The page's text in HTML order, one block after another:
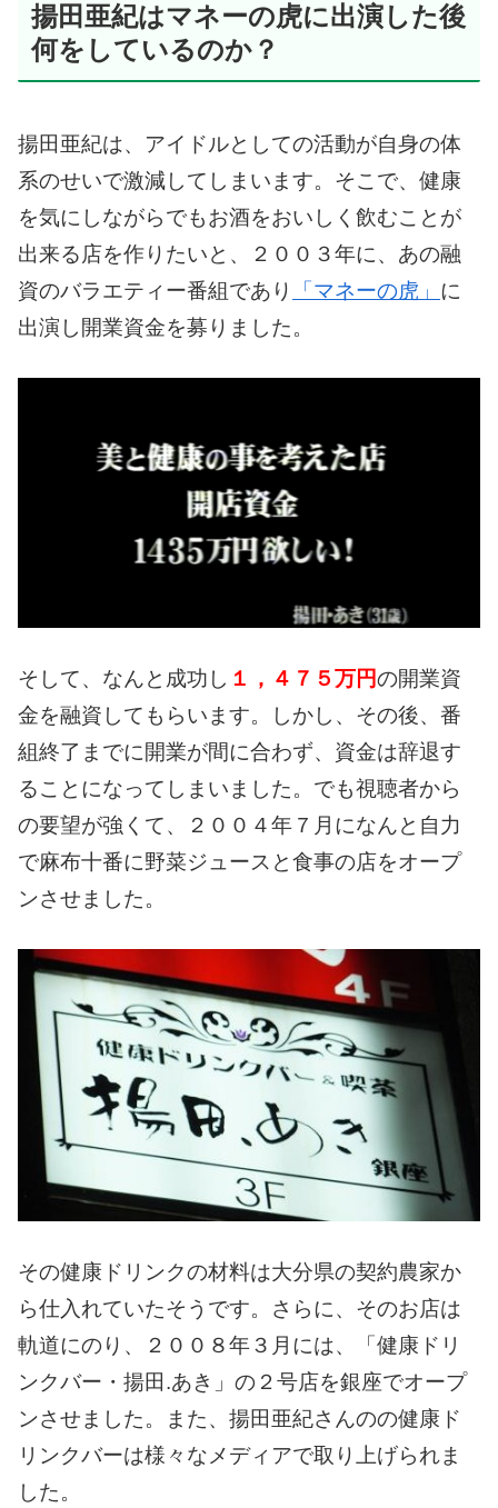
揚田亜紀はマネーの虎に出演した後
何をしているのか？
揚田亜紀は、アイドルとしての活動が自身の体
系のせいで激減してしまいます。 そこで、健康
を気にしながらでもお酒をおいしく飲むことが
出来る店を作りたいと、２００３年に、あの融
資のバラエティー番組であり
「マネーの虎」 に
出演し開業資金を募りました。
そして、なんと成功し １，４７５万円の開業資
金を融資してもらいます。
しかし、その後、番
組終了までに開業が間に合わず、資金は辞退す
ることになってしまいました。 でも視聴者から
の要望が強くて、２００４年７月になんと自力
で麻布十番に野菜ジュースと食事の店をオープ
ンさせました。
その健康ドリンクの材料は大分県の契約農家か
ら仕入れていたそうです。 さらに、そのお店は
軌道にのり、２００８年３月には、「健康ドリ
ンクバー・揚田.あき」の２号店を銀座でオープ
ンさせました。
また、揚田亜紀さんのの健康ド
リンクバーは様々なメディアで取り上げられま
した。